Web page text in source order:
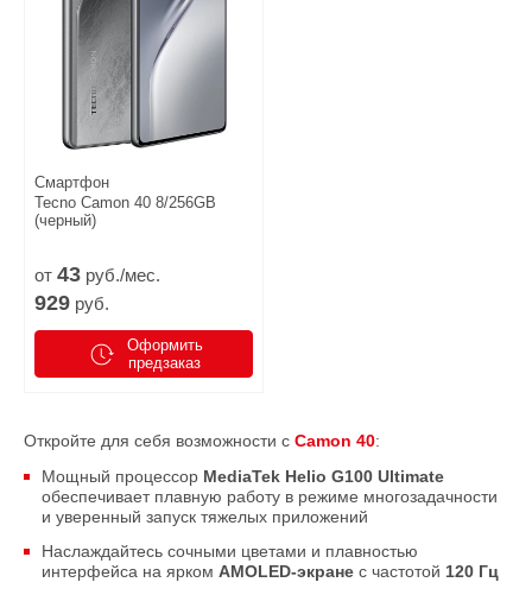
Смартфон
Tecno Camon 40 8/256GB
(черный)
от 43 руб./мес.
929 руб.
Оформить
предзаказ
Откройте для себя возможности с Camon 40:
Мощный процессор MediaTek Helio G100 Ultimate
обеспечивает плавную работу в режиме многозадачности
и уверенный запуск тяжелых приложений
Наслаждайтесь сочными цветами и плавностью
интерфейса на ярком AMOLED-экране с частотой 120 Гц